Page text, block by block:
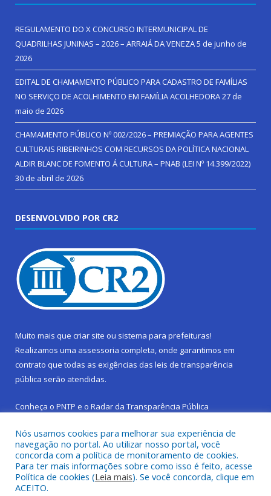
REGULAMENTO DO X CONCURSO INTERMUNICIPAL DE
QUADRILHAS JUNINAS – 2026 – ARRAIÁ DA VENEZA5 de junho de
2026
EDITAL DE CHAMAMENTO PÚBLICO PARA CADASTRO DE FAMÍLIAS
NO SERVIÇO DE ACOLHIMENTO EM FAMÍLIA ACOLHEDORA27 de
maio de 2026
CHAMAMENTO PÚBLICO Nº 002/2026 – PREMIAÇÃO PARA AGENTES
CULTURAIS RIBEIRINHOS COM RECURSOS DA POLÍTICA NACIONAL
ALDIR BLANC DE FOMENTO Á CULTURA – PNAB (LEI Nº 14.399/2022)
30 de abril de 2026
DESENVOLVIDO POR CR2
Muito mais que criar site ou sistema para prefeituras!
Realizamos uma assessoria completa, onde garantimos em
contrato que todas as exigências das leis de transparência
pública serão atendidas.
Conheça o PNTP e o Radar da Transparência Pública
Todos os direitos reservados a Prefeitura Municipal de São
Sebastião da Boa Vista.
Nós usamos cookies para melhorar sua experiência de
navegação no portal. Ao utilizar nosso portal, você
concorda com a política de monitoramento de cookies.
Para ter mais informações sobre como isso é feito, acesse
Política de cookies (Leia mais). Se você concorda, clique em
ACEITO.